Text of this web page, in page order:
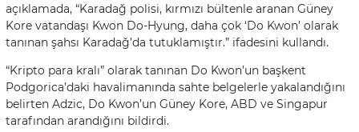
açıklamada, “Karadağ polisi, kırmızı bültenle aranan Güney
Kore vatandaşı Kwon Do-Hyung, daha çok ‘Do Kwon’ olarak
tanınan şahsı Karadağ’da tutuklamıştır.” ifadesini kullandı.
“Kripto para kralı” olarak tanınan Do Kwon’un başkent
Podgorica’daki havalimanında sahte belgelerle yakalandığını
belirten Adzic, Do Kwon’un Güney Kore, ABD ve Singapur
tarafından arandığını bildirdi.